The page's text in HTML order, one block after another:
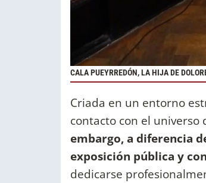
CALA PUEYRREDÓN, LA HIJA DE
Criada en un entorno
contacto con el universo
embargo, a diferencia
exposición pública y
dedicarse